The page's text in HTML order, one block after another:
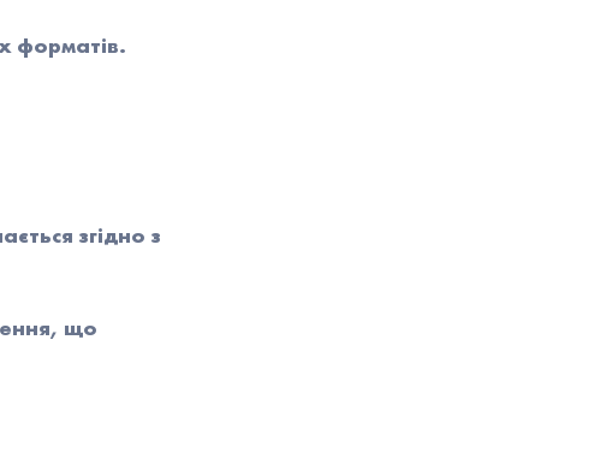
форматів.
згідно з
що